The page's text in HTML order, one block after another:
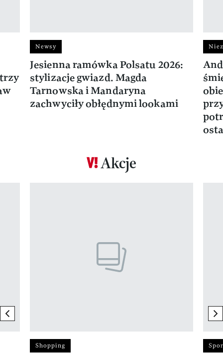
Newsy
Jesienna ramówka Polsatu 2026:
stylizacje gwiazd. Magda
Tarnowska i Mandaryna
zachwyciły obłędnymi lookami
Akcje
previous element
Shopping